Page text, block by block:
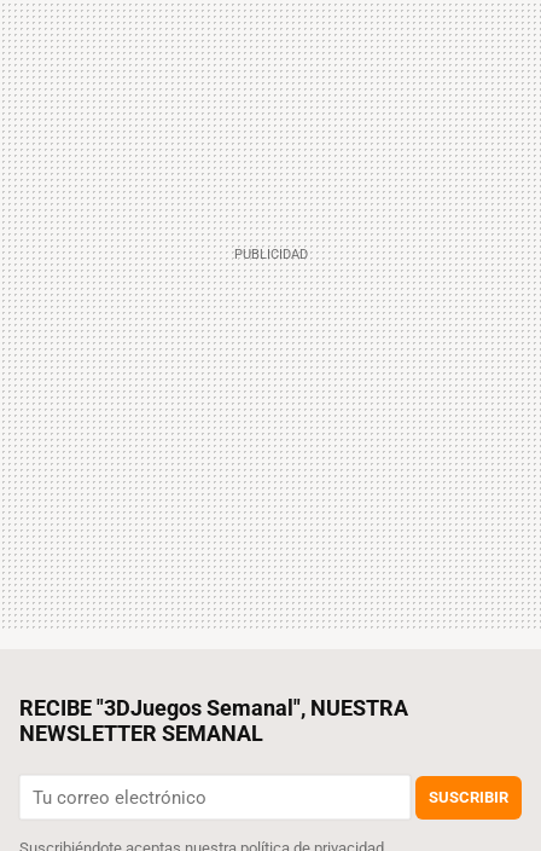
RECIBE "3DJuegos Semanal", NUESTRA
NEWSLETTER SEMANAL
SUSCRIBIR